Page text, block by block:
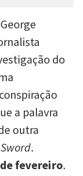
do
a palavra
outra
.
fevereiro.